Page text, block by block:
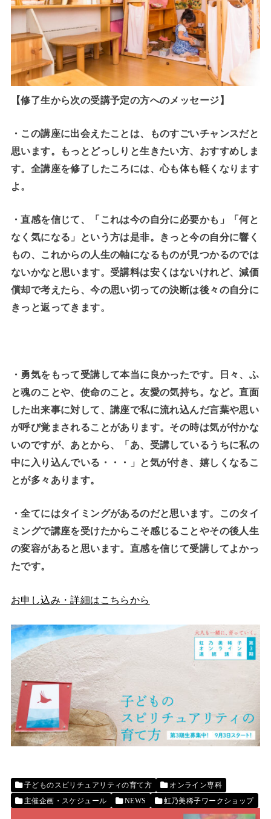
【修了生から次の受講予定の方へのメッセージ】
・この講座に出会えたことは、ものすごいチャンスだと
思います。もっとどっしりと生きたい方、おすすめしま
す。全講座を修了したころには、心も体も軽くなります
よ。
・直感を信じて、「これは今の自分に必要かも」「何と
なく気になる」という方は是非。きっと今の自分に響く
もの、これからの人生の軸になるものが見つかるのでは
ないかなと思います。受講料は安くはないけれど、減価
償却で考えたら、今の思い切っての決断は後々の自分に
きっと返ってきます。
・勇気をもって受講して本当に良かったです。日々、ふ
と魂のことや、使命のこと。友愛の気持ち。など。直面
した出来事に対して、講座で私に流れ込んだ言葉や思い
が呼び覚まされることがあります。その時は気が付かな
いのですが、あとから、「あ、受講しているうちに私の
中に入り込んでいる・・・」と気が付き、嬉しくなるこ
とが多々あります。
・全てにはタイミングがあるのだと思います。このタイ
ミングで講座を受けたからこそ感じることやその後人生
の変容があると思います。直感を信じて受講してよかっ
たです。
お申し込み・詳細はこちらから
子どものスピリチュアリティの育て方
オンライン専科
主催企画・スケジュール
NEWS 虹乃美稀子ワークショップ